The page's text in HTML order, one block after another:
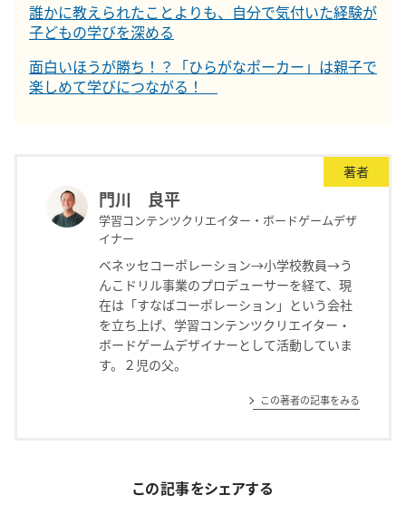
誰かに教えられたことよりも、自分で気付いた経験が
子どもの学びを深める
面白いほうが勝ち！？「ひらがなポーカー」は親子で
楽しめて学びにつながる！
著者
門川 良平
学習コンテンツクリエイター・ボードゲームデザ
イナー
ベネッセコーポレーション→小学校教員→う
んこドリル事業のプロデューサーを経て、現
在は「すなばコーポレーション」という会社
を立ち上げ、学習コンテンツクリエイター・
ボードゲームデザイナーとして活動していま
す。２児の父。
この著者の記事をみる
この記事をシェアする